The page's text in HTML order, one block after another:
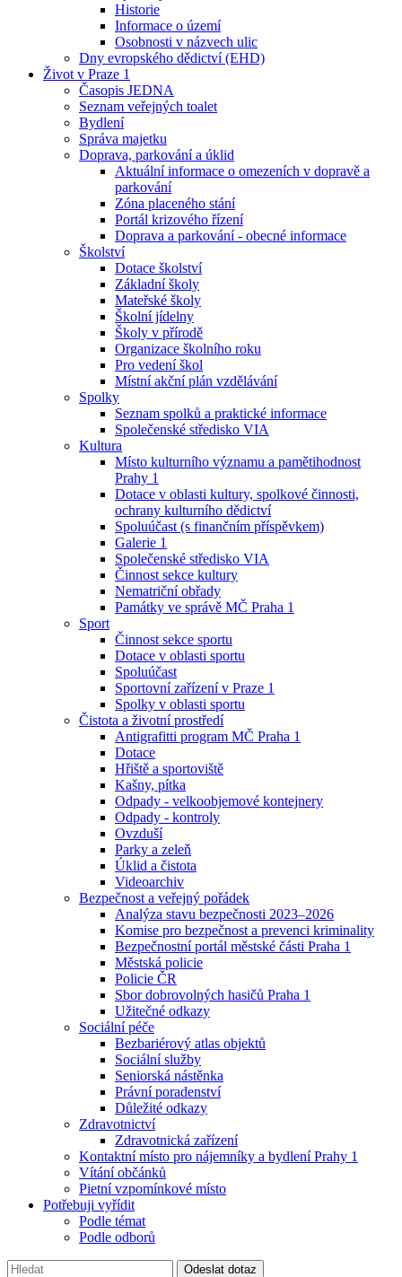
Historie
Informace o území
Osobnosti v názvech ulic
Dny evropského dědictví (EHD)
Život v Praze 1
Časopis JEDNA
Seznam veřejných toalet
Bydlení
Správa majetku
Doprava, parkování a úklid
Aktuální informace o omezeních v dopravě a
parkování
Zóna placeného stání
Portál krizového řízení
Doprava a parkování - obecné informace
Školství
Dotace školství
Základní školy
Mateřské školy
Školní jídelny
Školy v přírodě
Organizace školního roku
Pro vedení škol
Místní akční plán vzdělávání
Spolky
Seznam spolků a praktické informace
Společenské středisko VIA
Kultura
Místo kulturního významu a pamětihodnost
Prahy 1
Dotace v oblasti kultury, spolkové činnosti,
ochrany kulturního dědictví
Spoluúčast (s finančním příspěvkem)
Galerie 1
Společenské středisko VIA
Činnost sekce kultury
Nematriční obřady
Památky ve správě MČ Praha 1
Sport
Činnost sekce sportu
Dotace v oblasti sportu
Spoluúčast
Sportovní zařízení v Praze 1
Spolky v oblasti sportu
Čistota a životní prostředí
Antigrafitti program MČ Praha 1
Dotace
Hřiště a sportoviště
Kašny, pítka
Odpady - velkoobjemové kontejnery
Odpady - kontroly
Ovzduší
Parky a zeleň
Úklid a čistota
Videoarchiv
Bezpečnost a veřejný pořádek
Analýza stavu bezpečnosti 2023–2026
Komise pro bezpečnost a prevenci kriminality
Bezpečnostní portál městské části Praha 1
Městská policie
Policie ČR
Sbor dobrovolných hasičů Praha 1
Užitečné odkazy
Sociální péče
Bezbariérový atlas objektů
Sociální služby
Seniorská nástěnka
Právní poradenství
Důležité odkazy
Zdravotnictví
Zdravotnická zařízení
Kontaktní místo pro nájemníky a bydlení Prahy 1
Vítání občánků
Pietní vzpomínkové místo
Potřebuji vyřídit
Podle témat
Podle odborů
Vyhledávání:
Odeslat dotaz